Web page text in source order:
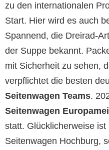
zu den internationalen
Start. Hier wird es auch
Spannend, die Dreirad-
der Suppe bekannt.
mit Sicherheit zu sehen,
verpflichtet die besten
Seitenwagen Teams.
Seitenwagen
statt. Glücklicherweise
Seitenwagen Hochburg,